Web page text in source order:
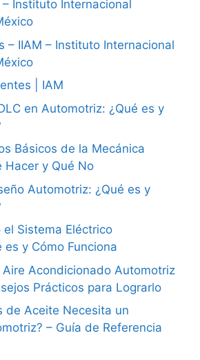
Instituto Internacional
– IIAM – Instituto Internacional
| IAM
en Automotriz: ¿Qué es y
Básicos de la Mecánica
Hacer y Qué No
Automotriz: ¿Qué es y
Sistema Eléctrico
y Cómo Funciona
Aire Acondicionado Automotriz
Prácticos para Lograrlo
de Aceite Necesita un
– Guía de Referencia